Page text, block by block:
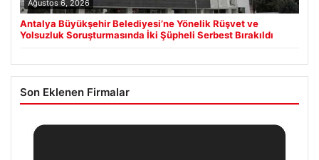
Ağustos 6, 2026
Antalya Büyükşehir Belediyesi’ne Yönelik Rüşvet ve
Yolsuzluk Soruşturmasında İki Şüpheli Serbest Bırakıldı
Son Eklenen Firmalar